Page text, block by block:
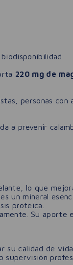
220 mg de
personas
a prevenir
lo que
un mineral
proteica.
Su aporte
calidad de